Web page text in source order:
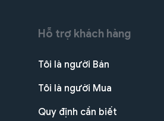
Hỗ trợ khách hàng
Tôi là người Bán
Tôi là người Mua
Quy định cần biết